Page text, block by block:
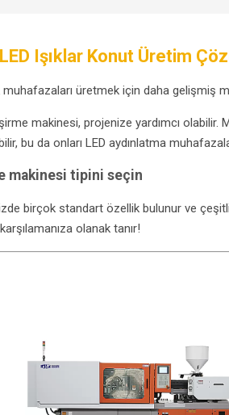
LED Işıklar Konut Üretim
muhafazaları üretmek için daha gelişmiş
makinesi, projenize yardımcı olabilir.
bu da onları LED aydınlatma
makinesi tipini seçin
birçok standart özellik bulunur ve
olanak tanır!